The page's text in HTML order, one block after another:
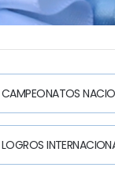
CAMPEONATOS
LOGROS